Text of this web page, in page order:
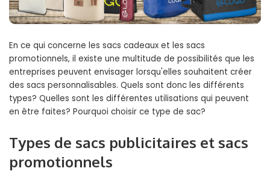
En ce qui concerne les sacs cadeaux et les sacs
promotionnels, il existe une multitude de possibilités que les
entreprises peuvent envisager lorsqu'elles souhaitent créer
des sacs personnalisables. Quels sont donc les différents
types? Quelles sont les différentes utilisations qui peuvent
en être faites? Pourquoi choisir ce type de sac?
Types de sacs publicitaires et sacs
promotionnels